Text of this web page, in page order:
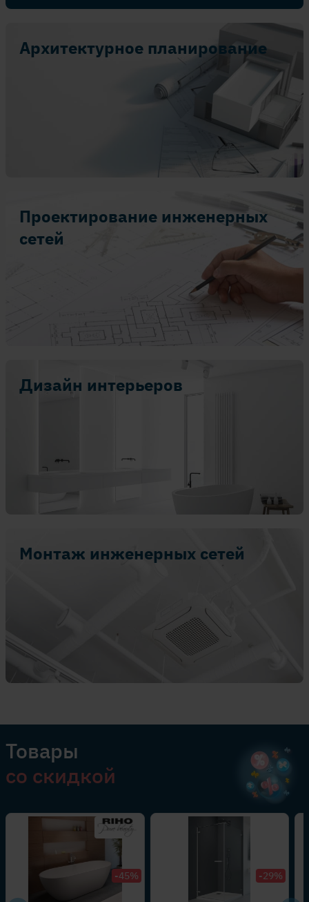
Архитектурное планирование
Проектирование инженерных
сетей
Дизайн интерьеров
Монтаж инженерных сетей
Товары
со скидкой
-29% -35%